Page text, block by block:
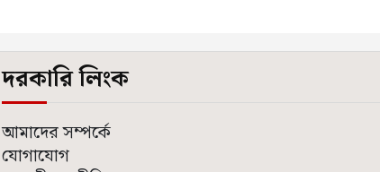
দরকারি লিংক
আমাদের সম্পর্কে
যোগাযোগ